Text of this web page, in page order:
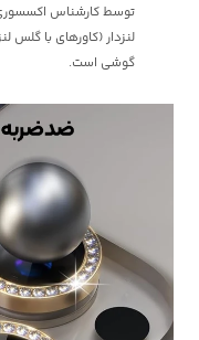
توسط کارشناس
لنزدار (کاورهای با
گوشی است.